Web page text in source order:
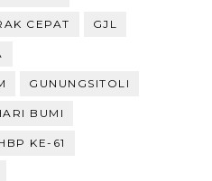
CEPAT GJL
GUNUNGSITOLI
BUMI
KE-61